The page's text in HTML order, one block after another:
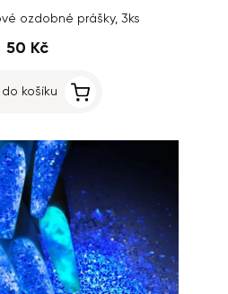
ozdobné prášky, 3ks
50 Kč
košíku